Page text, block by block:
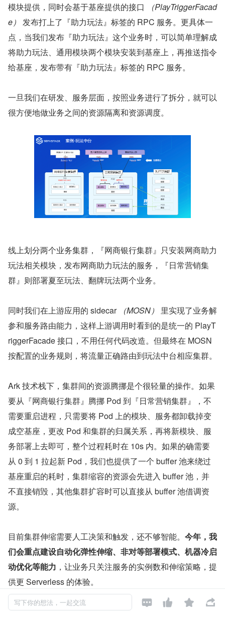
模块提供，同时会基于基座提供的接口
（PlayTriggerFacad
e） 发布打上了『助力玩法』标签的 RPC 服务。更具体一
点，当我们发布『助力玩法』这个业务时，可以简单理解成
将助力玩法、通用模块两个模块安装到基座上，再推送指令
给基座，发布带有『助力玩法』标签的 RPC 服务。
一旦我们在研发、服务层面，按照业务进行了拆分，就可以
很方便地做业务之间的资源隔离和资源调度。
线上划分两个业务集群，『网商银行集群』只安装网商助力
玩法相关模块，发布网商助力玩法的服务，『日常营销集
群』则部署夏至玩法、翻牌玩法两个业务。
同时我们在上游应用的 sidecar （MOSN）
里实现了业务解
参和服务路由能力，这样上游调用时看到的是统一的 PlayT
riggerFacade 接口，不用任何代码改造。但最终在 MOSN
按配置的业务规则，将流量正确路由到玩法中台相应集群。
Ark 技术栈下，集群间的资源腾挪是个很轻量的操作。如果
要从『网商银行集群』腾挪 Pod 到『日常营销集群』，不
需要重启进程，只需要将 Pod 上的模块、服务都卸载掉变
成空基座，更改 Pod 和集群的归属关系，再将新模块、服
务部署上去即可，整个过程耗时在 10s 内。如果的确需要
从 0 到 1 拉起新 Pod，我们也提供了一个 buffer 池来绕过
基座重启的耗时，集群缩容的资源会先进入 buffer 池，并
不直接销毁，其他集群扩容时可以直接从 buffer 池借调资
源。
目前集群伸缩需要人工决策和触发，还不够智能。 今年，我
们会重点建设自动化弹性伸缩、非对等部署模式、机器冷启
动优化等能力 ，让业务只关注服务的实例数和伸缩策略，提
供更 Serverless 的体验。
玩法中台双 12 期间完全接入了 SOFAServerless，从大促
写下你的想法，一起交流    